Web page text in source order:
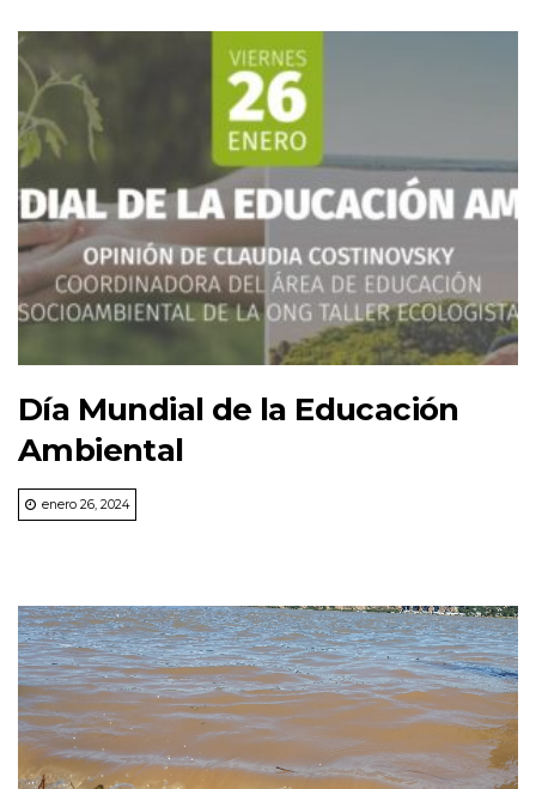
Día Mundial de la Educación
Ambiental
enero 26, 2024